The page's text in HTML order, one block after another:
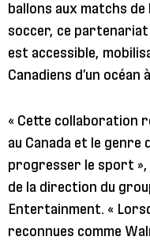
ballons aux matchs de
soccer, ce
est accessible,
Canadiens d’un océan
« Cette collaboration
au Canada et le
progresser le sport »,
de la direction du
Entertainment. «
reconnues comme